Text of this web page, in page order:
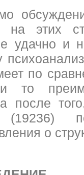
на этих
удачно и
по
то
после
о